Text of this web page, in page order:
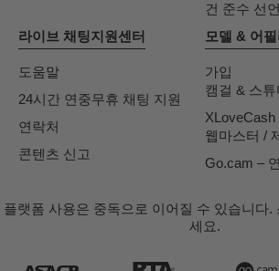
건 준수 선
라이브 채팅지원센터
도움말
24시간 연중무휴 채팅 지원
연락처
콘텐츠 신고
모델 & 어
가입
캠걸 & 스
XLoveCash
웹마스터 /
Go.cam –
플랫폼 사용은 중독으로 이어질 수 있습니다.
세요.